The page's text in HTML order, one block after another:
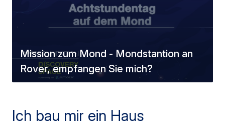
Mission zum Mond - Mondstantion an
Rover, empfangen Sie mich?
Ich bau mir ein Haus